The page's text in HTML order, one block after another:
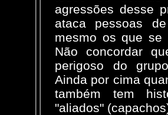
agressões desse
ataca pessoas
mesmo os que se
Não concordar
perigoso do
Ainda por cima
também tem
"aliados"